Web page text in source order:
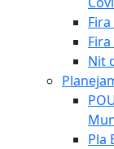
Nit
Pla